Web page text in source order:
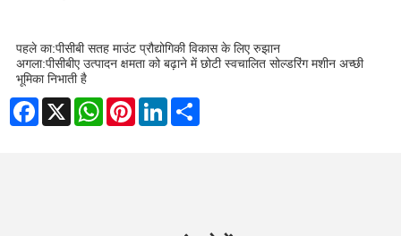
पहले का:पीसीबी सतह माउंट प्रौद्योगिकी विकास के लिए रुझान
अगला:पीसीबीए उत्पादन क्षमता को बढ़ाने में छोटी स्वचालित सोल्डरिंग मशीन अच्छी
भूमिका निभाती है
Facebook
X WhatsAppPinterestLinkedInShare